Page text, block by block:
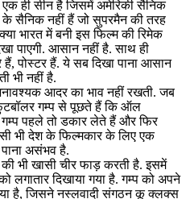
ही सीन है जिसमें अमेरिकी सैनिक
के सैनिक नहीं हैं जो सुपरमैन की तरह
भारत में बनी इस फिल्म की रिमेक
पाएगी. आसान नहीं है. साथ ही
हैं, पोस्टर हैं. ये सब दिखा पाना आसान
भी नहीं है.
आदर का भाव नहीं रखती. जब
गम्प से पूछते हैं कि ऑल
गम्प पहले तो डकार लेते हैं और फिर
भी देश के फिल्मकार के लिए एक
असंभव है.
भी खासी चीर फाड़ करती है. इसमें
लगातार दिखाया गया है. गम्प को अपने
है, जिसने नस्लवादी संगठन कू क्लक्स